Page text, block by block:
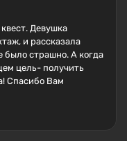
Девушка
и рассказала
было страшно. А когда
цель- получить
Спасибо Вам